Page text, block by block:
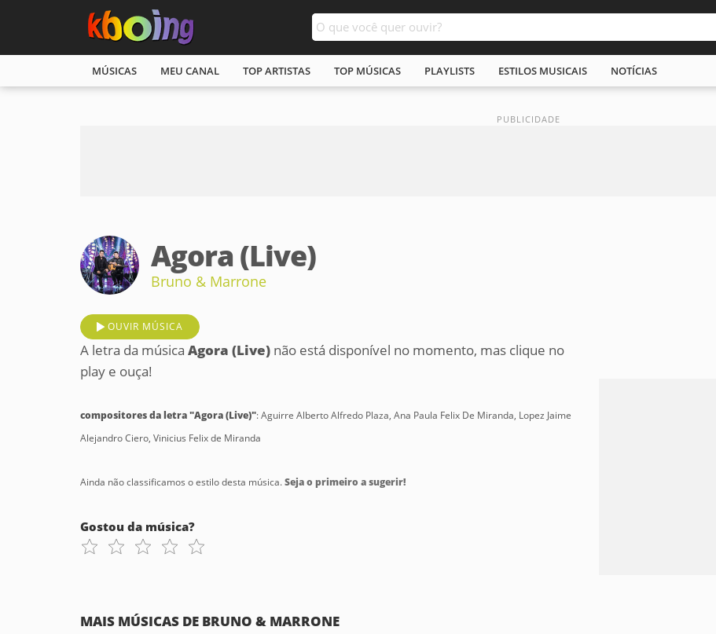
MÚSICAS MEU CANAL TOP ARTISTAS TOP MÚSICAS PLAYLISTS ESTILOS MUSICAIS NOTÍCIAS
Agora (Live)
Bruno & Marrone
OUVIR MÚSICA
A letra da música Agora (Live) não está disponível no momento, mas clique no
play e ouça!
compositores da letra "Agora (Live)": Aguirre Alberto Alfredo Plaza, Ana Paula Felix De Miranda, Lopez Jaime
Alejandro Ciero, Vinicius Felix de Miranda
Ainda não classificamos o estilo desta música.Seja o primeiro a sugerir!
Gostou da música?
MAIS MÚSICAS DE BRUNO & MARRONE